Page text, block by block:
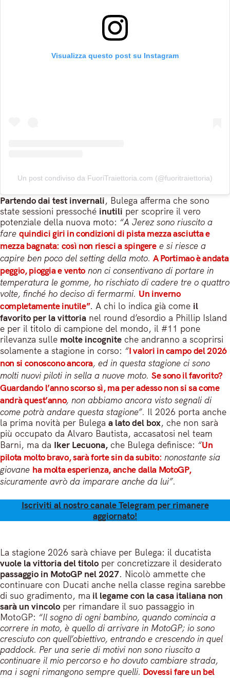
Visualizza questo post su Instagram
Un post condiviso da FuoriTraiettoria.com (@fuoritraiettoria)
Partendo dai test invernali, Bulega afferma che sono
state sessioni pressoché inutili per scoprire il vero
potenziale della nuova moto: “A Jerez sono riuscito a
fare quindici giri in condizioni di pista mezza asciutta e
mezza bagnata: così non riesci a spingeree si riesce a
capire ben poco del setting della moto. A Portimao è andata
peggio, pioggia e vento non ci consentivano di portare in
temperatura le gomme, ho rischiato di cadere tre o quattro
volte, finché ho deciso di fermarmi. Un inverno
completamente inutile”. A chi lo indica già come il
favorito per la vittoria nel round d’esordio a Phillip Island
e per il titolo di campione del mondo, il #11 pone
rilevanza sulle molte incognite che andranno a scoprirsi
solamente a stagione in corso: “I valori in campo del 2026
non si conoscono ancora, ed in questa stagione ci sono
molti nuovi piloti in sella a nuove moto. Se sono il favorito?
Guardando l’anno scorso sì, ma per adesso non si sa come
andrà quest’anno, non abbiamo ancora visto segnali di
come potrà andare questa stagione”. Il 2026 porta anche
la prima novità per Bulega a lato del box, che non sarà
più occupato da Alvaro Bautista, accasatosi nel team
Barni, ma da Iker Lecuona, che Bulega definisce: “Un
pilota molto bravo, sarà forte sin da subito: nonostante sia
giovane ha molta esperienza, anche dalla MotoGP,
sicuramente avrò da imparare anche da lui”.
Iscriviti al nostro canale Telegram per rimanere
aggiornato!
La stagione 2026 sarà chiave per Bulega: il ducatista
vuole la vittoria del titolo per concretizzare il desiderato
passaggio in MotoGP nel 2027. Nicolò ammette che
continuare con Ducati anche nella classe regina sarebbe
di suo gradimento, ma il legame con la casa italiana non
sarà un vincolo per rimandare il suo passaggio in
MotoGP: “Il sogno di ogni bambino, quando comincia a
correre in moto, è quello di arrivare in MotoGP; io sono
cresciuto con quell’obiettivo, entrando e crescendo in quel
paddock. Per una serie di motivi non sono riuscito a
continuare il mio percorso e ho dovuto cambiare strada,
ma i sogni rimangono sempre quelli. Dovessi fare un bel